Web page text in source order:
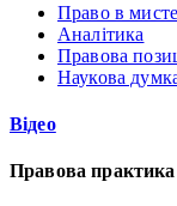
Право в
Аналітика
Правова
Наукова
Відео
Правова практика